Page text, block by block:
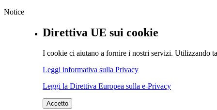
Notice
Direttiva UE sui cookie
I cookie ci aiutano a fornire i nostri servizi. Utilizzando
Leggi informativa sulla Privacy
Leggi la Direttiva Europea sulla e-Privacy
Accetto